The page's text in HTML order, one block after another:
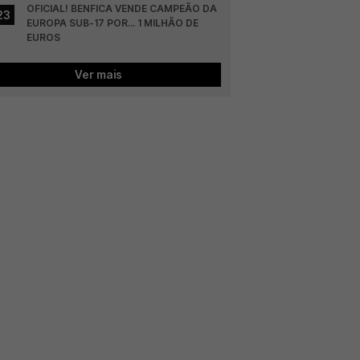
OFICIAL! BENFICA VENDE CAMPEÃO DA
EUROPA SUB-17 POR... 1 MILHÃO DE
EUROS
Ver mais